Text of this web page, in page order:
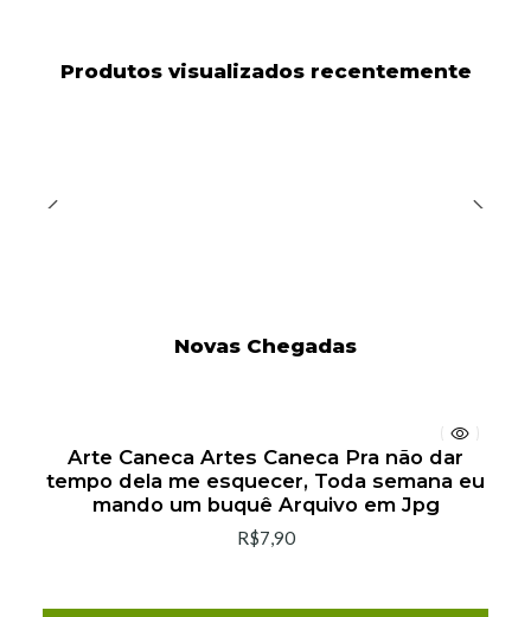
Produtos visualizados recentemente
Novas Chegadas
Arte Caneca Artes Caneca Pra não dar
tempo dela me esquecer, Toda semana eu
mando um buquê Arquivo em Jpg
R$7,90